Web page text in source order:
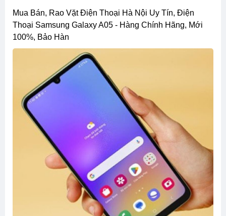
Mua Bán, Rao Vặt Điện Thoại Hà Nội Uy Tín, Điện
Thoại Samsung Galaxy A05 - Hàng Chính Hãng, Mới
100%, Bảo Hàn